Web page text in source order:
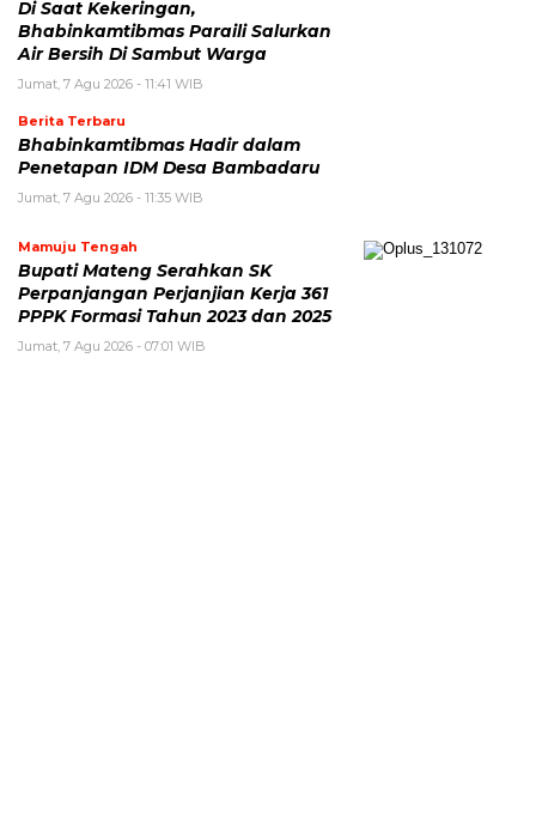
Di Saat Kekeringan,
Bhabinkamtibmas Paraili Salurkan
Air Bersih Di Sambut Warga
Jumat, 7 Agu 2026 - 11:41 WIB
Berita Terbaru
Bhabinkamtibmas Hadir dalam
Penetapan IDM Desa Bambadaru
Jumat, 7 Agu 2026 - 11:35 WIB
Mamuju Tengah
Bupati Mateng Serahkan SK
Perpanjangan Perjanjian Kerja 361
PPPK Formasi Tahun 2023 dan 2025
Jumat, 7 Agu 2026 - 07:01 WIB